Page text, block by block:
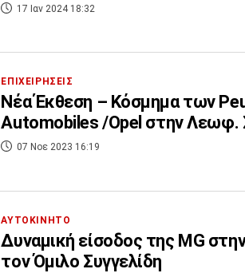
17 Ιαν 2024 18:32
ΕΠΙΧΕΙΡΗΣΕΙΣ
Νέα Έκθεση – Κόσμημα των
Automobiles /Opel στην Λεωφ.
07 Νοε 2023 16:19
ΑΥΤΟΚΙΝΗΤΟ
Δυναμική είσοδος της MG
τον Όμιλο Συγγελίδη